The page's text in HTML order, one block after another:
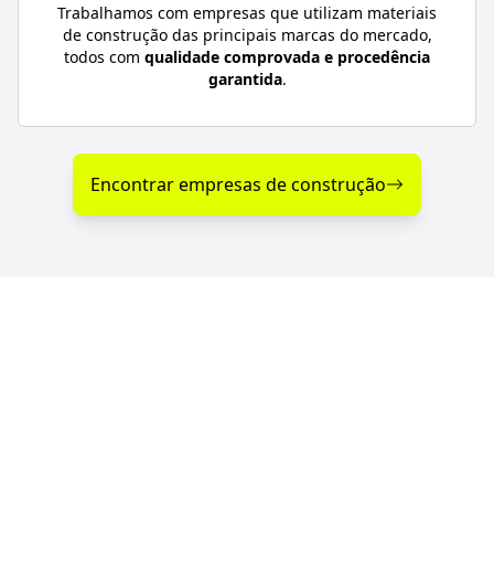
Trabalhamos com empresas que utilizam materiais
de construção das principais marcas do mercado,
todos com qualidade comprovada e procedência
garantida.
Encontrar empresas de construção